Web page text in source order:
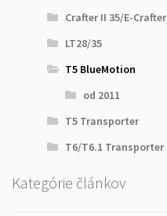
Crafter II 35/E-Crafter
LT28/35
T5 BlueMotion
od 2011
T5 Transporter
T6/T6.1 Transporter
Kategórie článkov